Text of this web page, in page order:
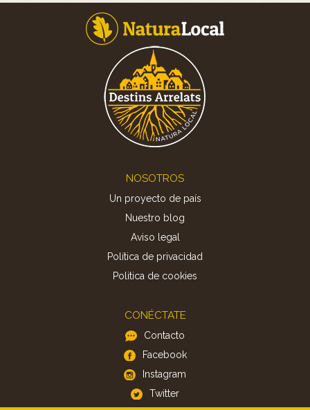
NOSOTROS
Un proyecto de país
Nuestro blog
Aviso legal
Política de privacidad
Politica de cookies
CONÉCTATE
Contacto
Facebook
Instagram
Twitter